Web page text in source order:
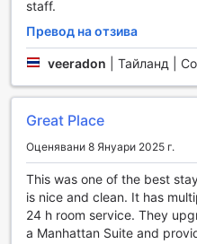
можете да се отпуснете и
слънчевите лъчи, както и
където да се насладите
закуски. 24-часовият
независимо от графика си.
Удобства за комфорт и
Avenue
Royalton Park Avenue
удобства, които
staff.
Превод на отзива
veeradon Тайланд |
Great Place
Оценявани 8 Януари 2025 г.
This was one of the best
is nice and clean. It has
24 h room service. They
a Manhattan Suite and